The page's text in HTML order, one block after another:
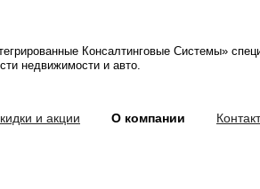
Консалтинговые Системы»
недвижимости и авто.
и акции О компании